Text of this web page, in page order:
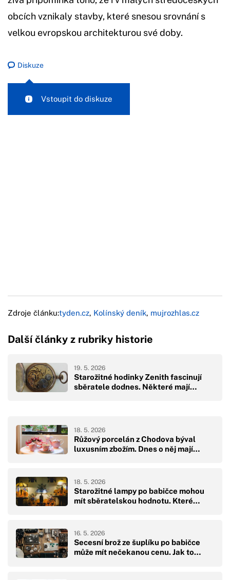
obcích vznikaly stavby, které snesou srovnání s
velkou evropskou architekturou své doby.
Diskuze
Vstoupit do diskuze
Zdroje článku:tyden.cz, Kolínský deník, mujrozhlas.cz
Další články z rubriky historie
Starožitné hodinky Zenith fascinují
sběratele dodnes. Některé mají…
19. 5. 2026
Růžový porcelán z Chodova býval
luxusním zbožím. Dnes o něj mají…
18. 5. 2026
Starožitné lampy po babičce mohou
mít sběratelskou hodnotu. Které…
18. 5. 2026
Secesní brož ze šuplíku po babičce
může mít nečekanou cenu. Jak to…
16. 5. 2026